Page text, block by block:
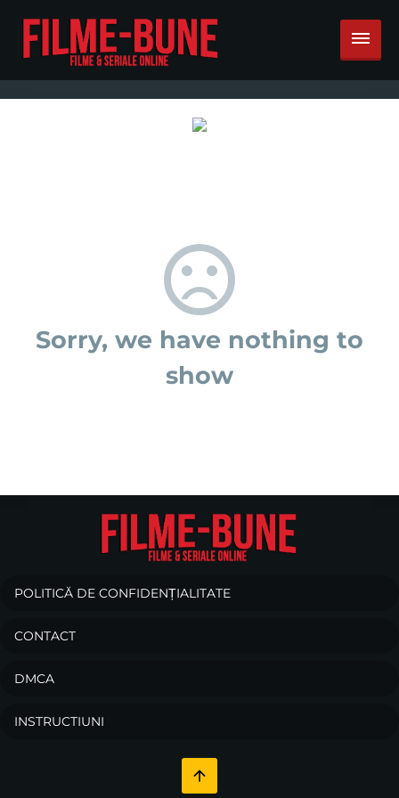
Sorry, we have nothing to
show
POLITICĂ DE CONFIDENȚIALITATE
CONTACT
DMCA
INSTRUCTIUNI